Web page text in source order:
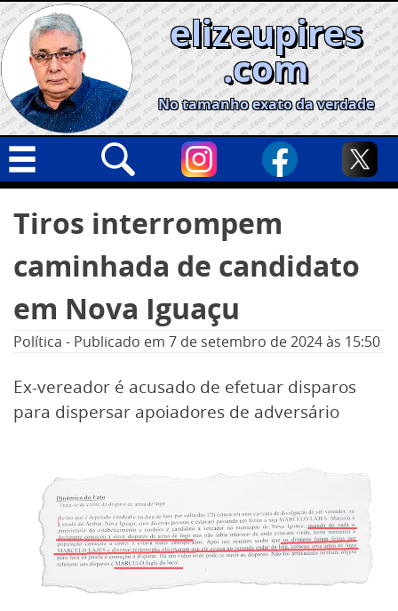
Skip
to
content
elizeupires
.com
No tamanho exato da verdade
Geral
Cidades
Informe especial
por:
Tiros interrompem
caminhada de candidato
em Nova Iguaçu
Política - Publicado em 7 de setembro de 2024às 15:50
Ex-vereador é acusado de efetuar disparos
para dispersar apoiadores de adversário